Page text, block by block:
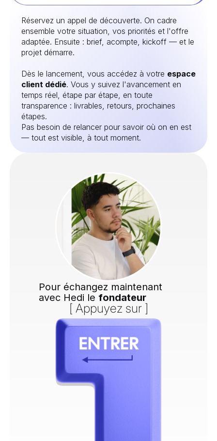
Réservez un appel de découverte. On cadre
ensemble votre situation, vos priorités et l'offre
adaptée. Ensuite : brief, acompte, kickoff — et le
projet démarre.
Dès le lancement, vous accédez à votre espace
client dédié. Vous y suivez l'avancement en
temps réel, étape par étape, en toute
transparence : livrables, retours, prochaines
étapes.
Pas besoin de relancer pour savoir où on en est
— tout est visible, à tout moment.
Pour échangez maintenant
avec Hedi le fondateur
[ Appuyez sur ]